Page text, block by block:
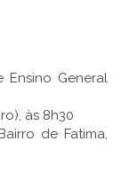
General
às 8h30
de Fatima,